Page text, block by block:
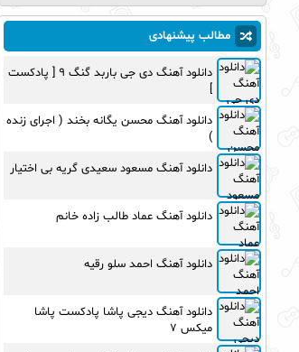
مطالب پیشنهادی
دانلود آهنگ دی جی باربد گنگ ۹ [ پادکست
]
دانلود آهنگ محسن یگانه بخند ( اجرای زنده
)
دانلود آهنگ مسعود سعیدی گریه بی اختیار
دانلود آهنگ عماد طالب زاده خانم
دانلود آهنگ احمد سلو رقیه
دانلود آهنگ دیجی پاشا پادکست پاشا
میکس ۷